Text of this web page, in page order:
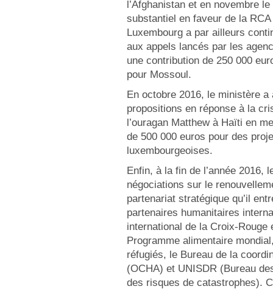
l’Afghanistan et en novembre
substantiel en faveur de la
Luxembourg a par ailleurs
aux appels lancés par les
une contribution de 250 000
pour Mossoul.
En octobre 2016, le ministère
propositions en réponse à la
l’ouragan Matthew à Haïti en
de 500 000 euros pour des
luxembourgeoises.
Enfin, à la fin de l’année 2016,
négociations sur le
partenariat stratégique qu’il
partenaires humanitaires
international de la Croix-Rouge
Programme alimentaire
réfugiés, le Bureau de la
(OCHA) et UNISDR (Bureau
des risques de catastrophes).